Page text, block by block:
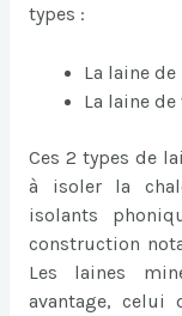
types :
La laine de
La laine de
Ces 2 types de
à isoler la
isolants
construction
Les laines
avantage, celui